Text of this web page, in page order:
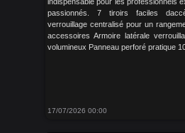
passionnés. 7 tiroirs faciles
verrouillage centralisé pour un
accessoires Armoire latérale
volumineux Panneau perforé pratique
17/07/2026 00:00